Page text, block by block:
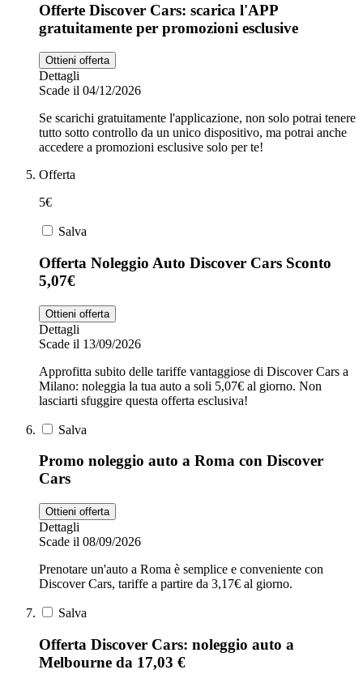
Offerte Discover Cars: scarica l'APP
gratuitamente per promozioni esclusive
Ottieni offerta
Dettagli
Scade il 04/12/2026
Se scarichi gratuitamente l'applicazione, non solo potrai tenere
tutto sotto controllo da un unico dispositivo, ma potrai anche
accedere a promozioni esclusive solo per te!
Offerta
5€
Salva
Offerta Noleggio Auto Discover Cars Sconto
5,07€
Ottieni offerta
Dettagli
Scade il 13/09/2026
Approfitta subito delle tariffe vantaggiose di Discover Cars a
Milano: noleggia la tua auto a soli 5,07€ al giorno. Non
lasciarti sfuggire questa offerta esclusiva!
Salva
Promo noleggio auto a Roma con Discover
Cars
Ottieni offerta
Dettagli
Scade il 08/09/2026
Prenotare un'auto a Roma è semplice e conveniente con
Discover Cars, tariffe a partire da 3,17€ al giorno.
Salva
Offerta Discover Cars: noleggio auto a
Melbourne da 17,03 €